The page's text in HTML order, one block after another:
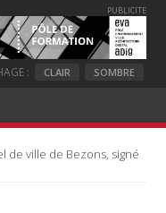
PUBLICITE
: CLAIR SOMBRE
de ville de Bezons, signé